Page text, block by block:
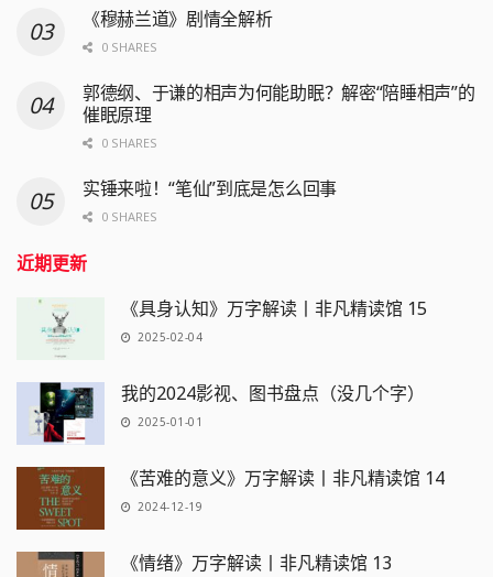
《穆赫兰道》剧情全解析
0 SHARES
郭德纲、于谦的相声为何能助眠？解密“陪睡相声”的
催眠原理
0 SHARES
实锤来啦！“笔仙”到底是怎么回事
0 SHARES
近期更新
《具身认知》万字解读丨非凡精读馆 15
2025-02-04
我的2024影视、图书盘点（没几个字）
2025-01-01
《苦难的意义》万字解读丨非凡精读馆 14
2024-12-19
《情绪》万字解读丨非凡精读馆 13